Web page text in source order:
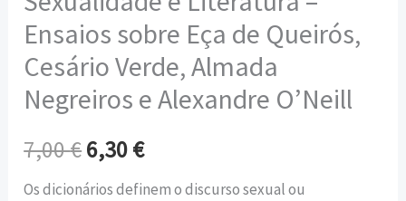
Ensaios sobre Eça de Queirós,
Cesário Verde, Almada
Negreiros e Alexandre O’Neill
7,00€6,30€
Os dicionários definem o discurso sexual ou